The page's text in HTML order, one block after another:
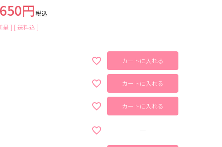
税込
呈 ]
送料込
カートに入れる
カートに入れる
カートに入れる
—